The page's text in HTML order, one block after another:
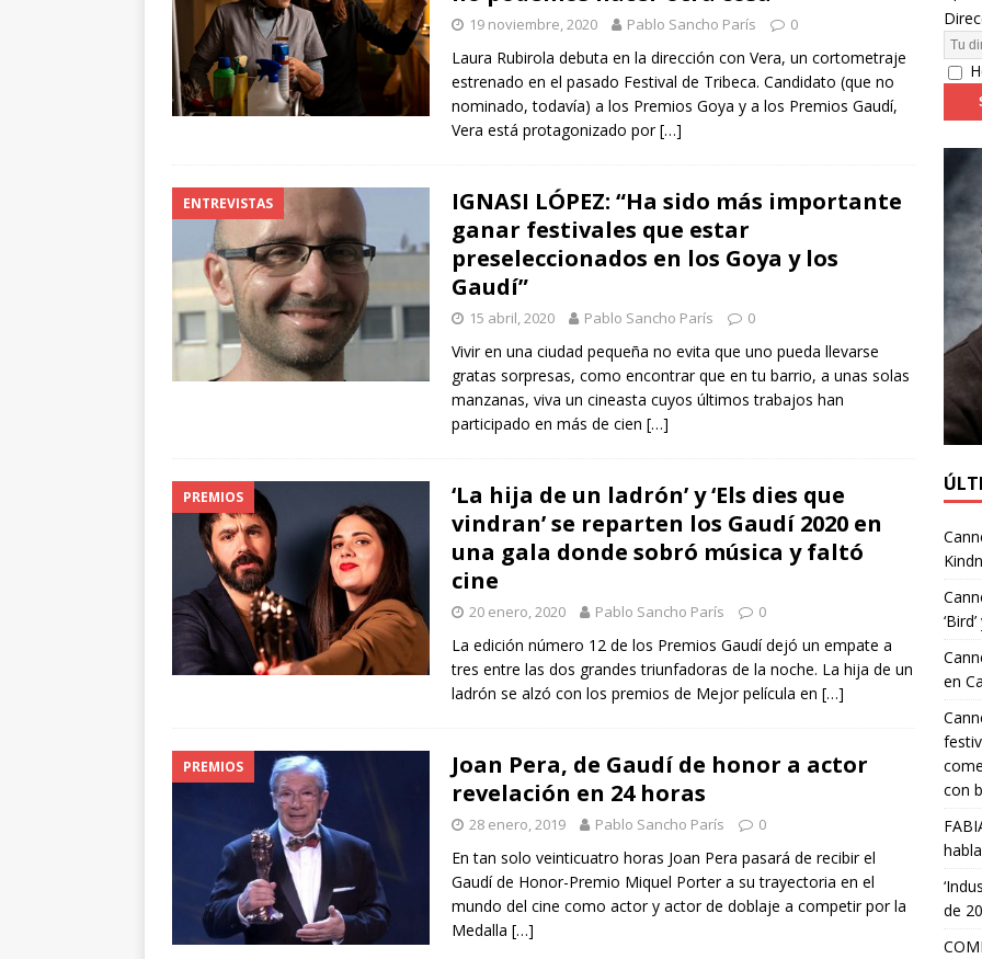
arte”
ENTREVISTAS
[ 18 mayo, 2024 ]
Cannes 2024: día 4. ‘Los hiperbóreos’ y ‘Kinds of Kindness’ FESTIVALES
19 noviembre, 2020 Pablo Sancho París 0
Laura Rubirola debuta en la dirección con Vera, un cortometraje
estrenado en el pasado Festival de Tribeca. Candidato (que no
nominado, todavía) a los Premios Goya y a los Premios Gaudí,
Vera está protagonizado por[…]
ENTREVISTAS
IGNASI LÓPEZ: “Ha sido más importante
ganar festivales que estar
preseleccionados en los Goya y los
Gaudí”
15 abril, 2020 Pablo Sancho París 0
Vivir en una ciudad pequeña no evita que uno pueda llevarse
gratas sorpresas, como encontrar que en tu barrio, a unas solas
manzanas, viva un cineasta cuyos últimos trabajos han
participado en más de cien […]
PREMIOS
‘La hija de un ladrón’ y ‘Els dies que
vindran’ se reparten los Gaudí 2020 en
una gala donde sobró música y faltó
cine
20 enero, 2020 Pablo Sancho París 0
La edición número 12 de los Premios Gaudí dejó un empate a
tres entre las dos grandes triunfadoras de la noche. La hija de un
ladrón se alzó con los premios de Mejor película en […]
PREMIOS
Joan Pera, de Gaudí de honor a actor
revelación en 24 horas
28 enero, 2019 Pablo Sancho París 0
En tan solo veinticuatro horas Joan Pera pasará de recibir el
Gaudí de Honor-Premio Miquel Porter a su trayectoria en el
mundo del cine como actor y actor de doblaje a competir por la
Medalla […]
en
con
de